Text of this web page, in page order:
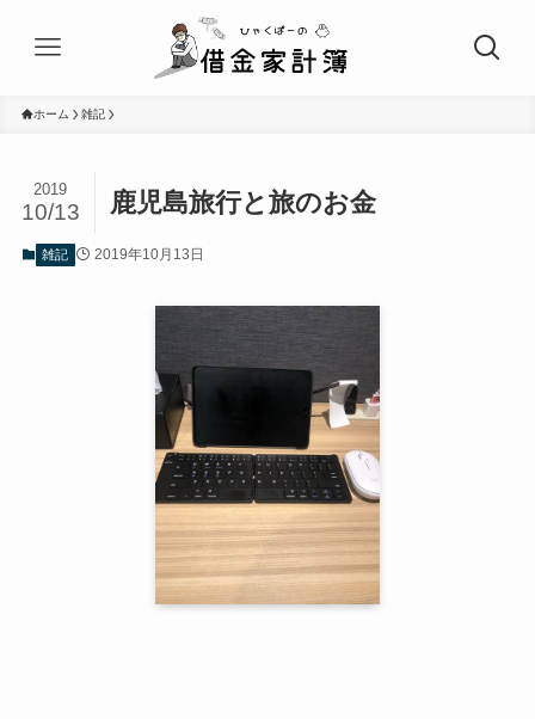
ホーム 雑記
鹿児島旅行と旅のお金
2019
10/13
雑記 2019年10月13日